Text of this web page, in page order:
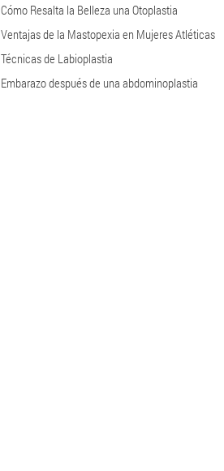
Cómo Resalta la Belleza una Otoplastia
Ventajas de la Mastopexia en Mujeres Atléticas
Técnicas de Labioplastia
Embarazo después de una abdominoplastia